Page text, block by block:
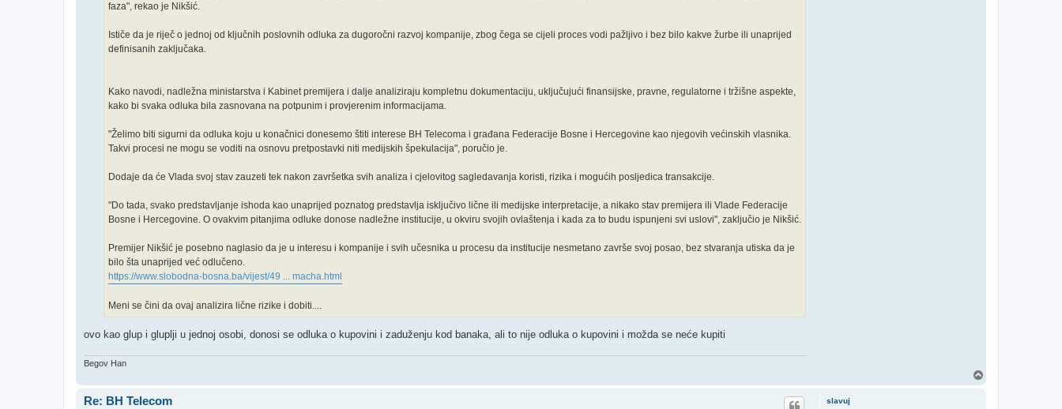
faza", rekao je Nikšić.
Ističe da je riječ o jednoj od ključnih poslovnih odluka za dugoročni razvoj kompanije, zbog čega se cijeli proces vodi pažljivo i bez bilo kakve žurbe ili unaprijed
definisanih zaključaka.
Kako navodi, nadležna ministarstva i Kabinet premijera i dalje analiziraju kompletnu dokumentaciju, uključujući finansijske, pravne, regulatorne i tržišne aspekte,
kako bi svaka odluka bila zasnovana na potpunim i provjerenim informacijama.
"Želimo biti sigurni da odluka koju u konačnici donesemo štiti interese BH Telecoma i građana Federacije Bosne i Hercegovine kao njegovih većinskih vlasnika.
Takvi procesi ne mogu se voditi na osnovu pretpostavki niti medijskih špekulacija", poručio je.
Dodaje da će Vlada svoj stav zauzeti tek nakon završetka svih analiza i cjelovitog sagledavanja koristi, rizika i mogućih posljedica transakcije.
"Do tada, svako predstavljanje ishoda kao unaprijed poznatog predstavlja isključivo lične ili medijske interpretacije, a nikako stav premijera ili Vlade Federacije
Bosne i Hercegovine. O ovakvim pitanjima odluke donose nadležne institucije, u okviru svojih ovlaštenja i kada za to budu ispunjeni svi uslovi", zaključio je Nikšić.
Premijer Nikšić je posebno naglasio da je u interesu i kompanije i svih učesnika u procesu da institucije nesmetano završe svoj posao, bez stvaranja utiska da je
bilo šta unaprijed već odlučeno.
https://www.slobodna-bosna.ba/vijest/49 ... macha.html
Meni se čini da ovaj analizira lične rizike i dobiti....
ovo kao glup i gluplji u jednoj osobi, donosi se odluka o kupovini i zaduženju kod banaka, ali to nije odluka o kupovini i možda se neće kupiti
Begov Han
slavuj
Re: BH Telecom